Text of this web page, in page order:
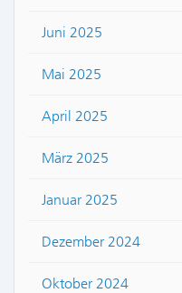
Juni 2025
Mai 2025
April 2025
März 2025
Januar 2025
Dezember 2024
Oktober 2024